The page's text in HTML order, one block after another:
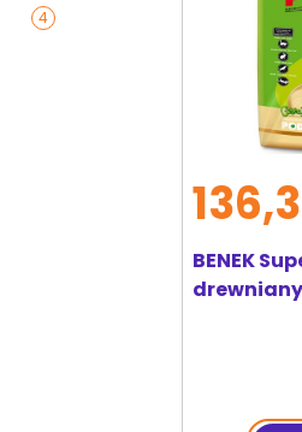
BENEK
4